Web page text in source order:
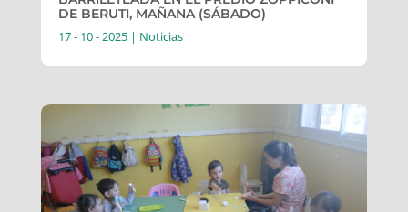
DE BERUTI, MAÑANA (SÁBADO)
17 - 10 - 2025| Noticias